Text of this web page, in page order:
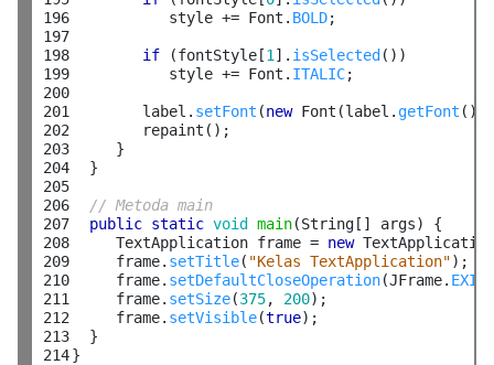
196
197
198
199
200
201
202
203
204
205
206
207
208
209
210
211
212
213
214
           style += Font.
BOLD;
if (fontStyle[1 ]. isSelected ())
           style += Font.
ITALIC;
        label.
setFont (new Font(label. getFont ().
        repaint();
     }
  }
// Metoda main
public static void main(String[] args) {
     TextApplication frame =
new
     frame.
setTitle( "Kelas TextApplication");
     frame.
setDefaultCloseOperation(JFrame.
     frame.
setSize(375, 200);
     frame.
setVisible(true);
  }